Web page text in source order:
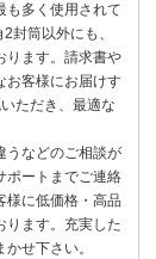
も多く使用されて
封筒以外にも、
ります。請求書や
お客様にお届けす
ただき、最適な
うなどのご相談が
ポートまでご連絡
様に低価格・高品
ります。充実した
せ下さい。